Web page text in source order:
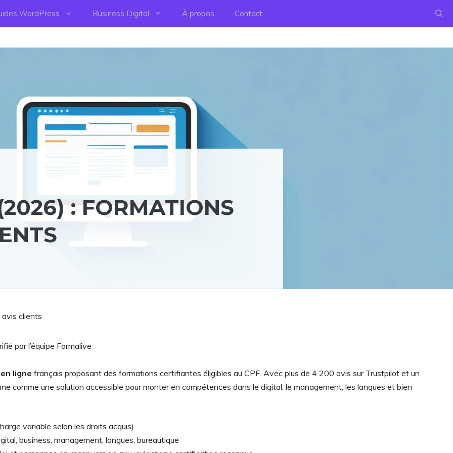
WordPress Business Digital À propos Contact
: FORMATIONS
clients
par l’équipe Formalive
ligne français proposant des formations certifiantes éligibles au CPF. Avec plus de 4 200 avis sur Trustpilot et un
comme une solution accessible pour monter en compétences dans le digital, le management, les langues et bien
variable selon les droits acquis)
business, management, langues, bureautique